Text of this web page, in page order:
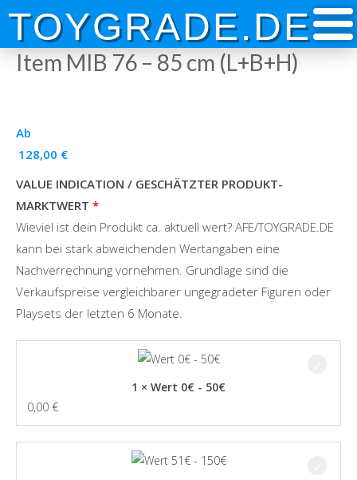
Skip
content
TOYGRADE.DE
Item MIB 76 – 85 cm (L+B+H)
Ab
128,00 €
VALUE INDICATION / GESCHÄTZTER PRODUKT-
MARKTWERT
Wieviel ist dein Produkt ca. aktuell wert? AFE/TOYGRADE.DE
kann bei stark abweichenden Wertangaben eine
Nachverrechnung vornehmen. Grundlage sind die
Verkaufspreise vergleichbarer ungegradeter Figuren oder
Playsets der letzten 6 Monate.
1 × Wert 0€ - 50€
0,00 €